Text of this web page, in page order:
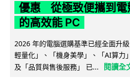
優惠 從極致便攜到電
的高效能 PC
2026 年的電腦選購基準已經全面升
輕量化」、「機身美學」、「AI算力
及「品質與售後服務」 已...
閱讀全